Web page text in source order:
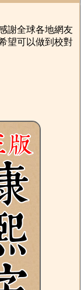
謝全球各地網友
望可以做到校對